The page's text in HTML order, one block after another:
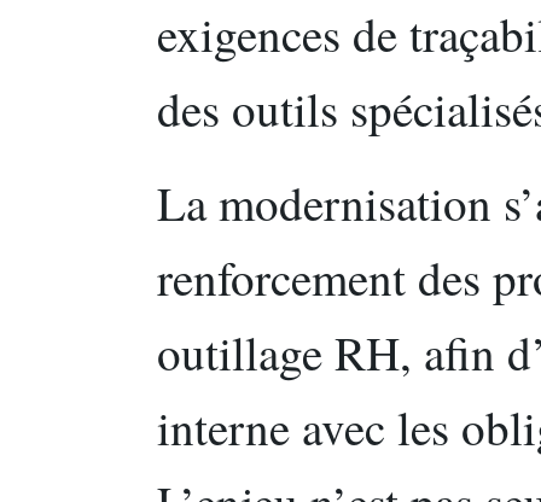
exigences de
des outils
La modernisation
renforcement des
outillage RH, afin
interne avec les